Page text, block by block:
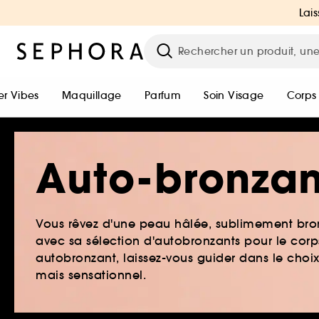
Vibes Maquillage Parfum Soin Visage Corps
Auto-
Vous rêvez d'une peau hâlée, sublimement
avec sa sélection d'autobronzants pour le
autobronzant, laissez-vous guider dans le
mais sensationnel.